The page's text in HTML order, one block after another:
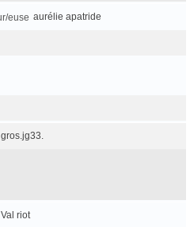
aurélie apatride
gros.jg33.
Val riot